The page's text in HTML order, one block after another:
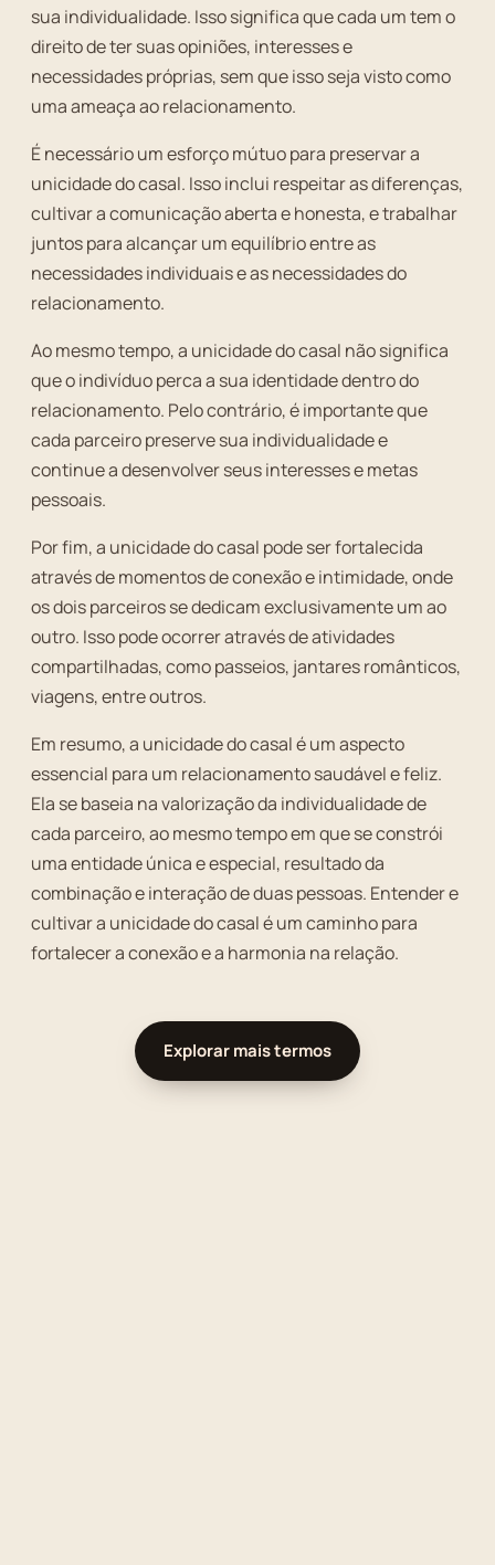
sua individualidade. Isso significa que cada um tem o
direito de ter suas opiniões, interesses e
necessidades próprias, sem que isso seja visto como
uma ameaça ao relacionamento.
É necessário um esforço mútuo para preservar a
unicidade do casal. Isso inclui respeitar as diferenças,
cultivar a comunicação aberta e honesta, e trabalhar
juntos para alcançar um equilíbrio entre as
necessidades individuais e as necessidades do
relacionamento.
Ao mesmo tempo, a unicidade do casal não significa
que o indivíduo perca a sua identidade dentro do
relacionamento. Pelo contrário, é importante que
cada parceiro preserve sua individualidade e
continue a desenvolver seus interesses e metas
pessoais.
Por fim, a unicidade do casal pode ser fortalecida
através de momentos de conexão e intimidade, onde
os dois parceiros se dedicam exclusivamente um ao
outro. Isso pode ocorrer através de atividades
compartilhadas, como passeios, jantares românticos,
viagens, entre outros.
Em resumo, a unicidade do casal é um aspecto
essencial para um relacionamento saudável e feliz.
Ela se baseia na valorização da individualidade de
cada parceiro, ao mesmo tempo em que se constrói
uma entidade única e especial, resultado da
combinação e interação de duas pessoas. Entender e
cultivar a unicidade do casal é um caminho para
fortalecer a conexão e a harmonia na relação.
Explorar mais termos